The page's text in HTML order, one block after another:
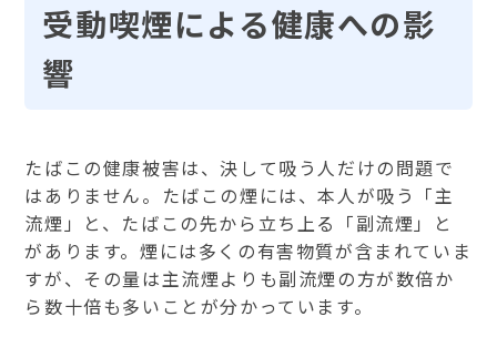
受動喫煙による健康への影
響
たばこの健康被害は、決して吸う人だけの問題で
はありません。たばこの煙には、本人が吸う「主
流煙」と、たばこの先から立ち上る「副流煙」と
があります。煙には多くの有害物質が含まれていま
すが、その量は主流煙よりも副流煙の方が数倍か
ら数十倍も多いことが分かっています。